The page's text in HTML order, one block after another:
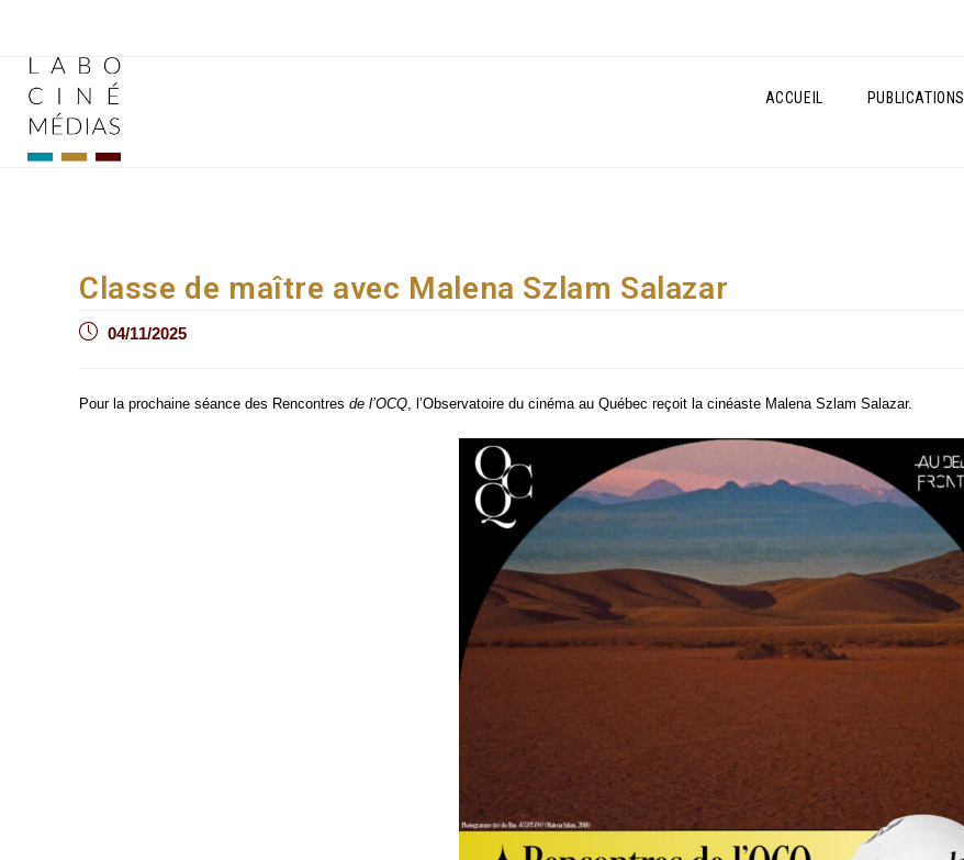
contenu
ACCUEIL PUBLICATIONS
Classe de maître avec Malena Szlam Salazar
Post04/11/2025
Pour la pro­chaine séance des Ren­contres de l’OCQ, l’Observatoire du ciné­ma au Qué­bec reçoit la cinéaste Mal­e­na Szlam Salazar.